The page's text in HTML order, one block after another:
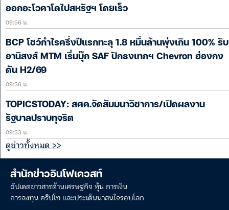
ออกอะโวคาโดไปสหรัฐฯ โดยเร็ว
09:56 น.
BCP โชว์กำไรครึ่งปีแรกทะลุ 1.8 หมื่นล้านพุ่งเกิน 100% รับ
อานิสงส์ MTM เริ่มบุ๊ก SAF ปักธงเทกฯ Chevron ฮ่องกง
ดัน H2/69
09:56 น.
TOPICSTODAY: สศค.จัดสัมมนาวิชาการ/เปิดผลงาน
รัฐบาลปราบทุจริต
09:53 น.
ดูข่าวทั้งหมด >>
สำนักข่าวอินโฟเควสท์
อัปเดตข่าวสารด้านเศรษฐกิจ หุ้น การเงิน
การลงทุน คริปโท และประเด็นน่าสนใจรอบโลก